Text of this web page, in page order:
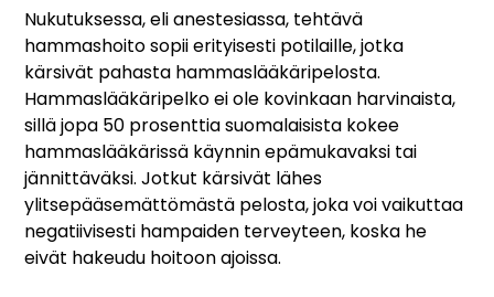
Nukutuksessa, eli anestesiassa, tehtävä
hammashoito sopii erityisesti potilaille, jotka
kärsivät pahasta hammaslääkäripelosta.
Hammaslääkäripelko ei ole kovinkaan harvinaista,
sillä jopa 50 prosenttia suomalaisista kokee
hammaslääkärissä käynnin epämukavaksi tai
jännittäväksi. Jotkut kärsivät lähes
ylitsepääsemättömästä pelosta, joka voi vaikuttaa
negatiivisesti hampaiden terveyteen, koska he
eivät hakeudu hoitoon ajoissa.